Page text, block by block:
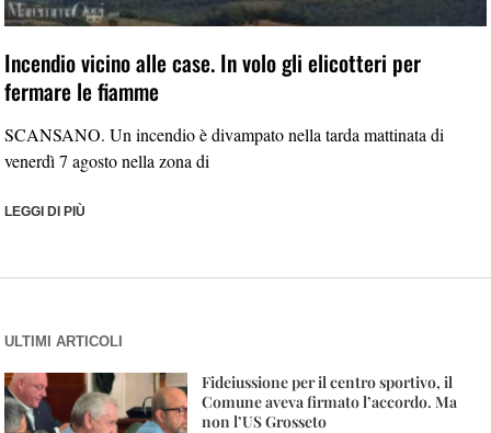
Incendio vicino alle case. In volo gli elicotteri per
fermare le fiamme
SCANSANO. Un incendio è divampato nella tarda mattinata di
venerdì 7 agosto nella zona di
LEGGI DI PIÙ
ULTIMI ARTICOLI
Fideiussione per il centro sportivo, il
Comune aveva firmato l’accordo. Ma
non l’US Grosseto